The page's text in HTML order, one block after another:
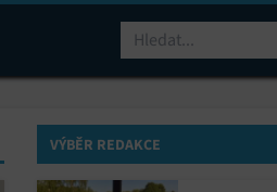
VÝBĚR REDAKCE